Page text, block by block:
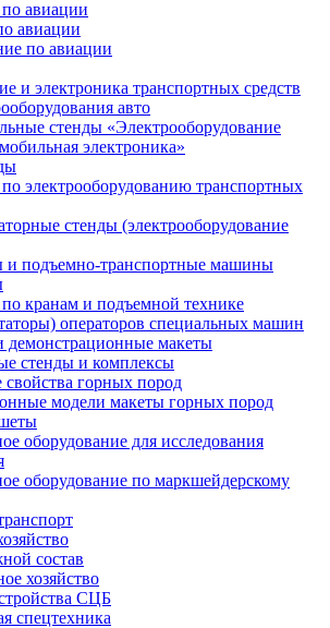
авиации
авиации
по авиации
и электроника транспортных средств
авто
стенды «Электрооборудование
электроника»
электрооборудованию транспортных
стенды (электрооборудование
и подъемно-транспортные машины
кранам и подъемной технике
операторов специальных машин
макеты
стенды и комплексы
горных пород
модели макеты горных пород
оборудование для исследования
оборудование по маркшейдерскому
состав
хозяйство
СЦБ
спецтехника